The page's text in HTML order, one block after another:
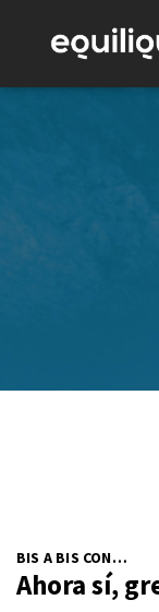
BIS A BIS CON…
Ahora sí,